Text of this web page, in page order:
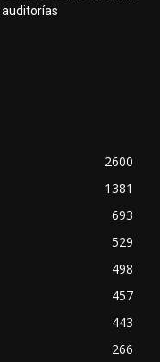
2600
1381
693
529
498
457
443
266